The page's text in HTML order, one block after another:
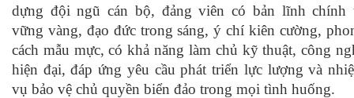
dựng đội ngũ cán bộ, đảng viên có bản lĩnh chính
vững vàng, đạo đức trong sáng, ý chí kiên cường,
cách mẫu mực, có khả năng làm chủ kỹ thuật, công
hiện đại, đáp ứng yêu cầu phát triển lực lượng và
vụ bảo vệ chủ quyền biển đảo trong mọi tình huống.